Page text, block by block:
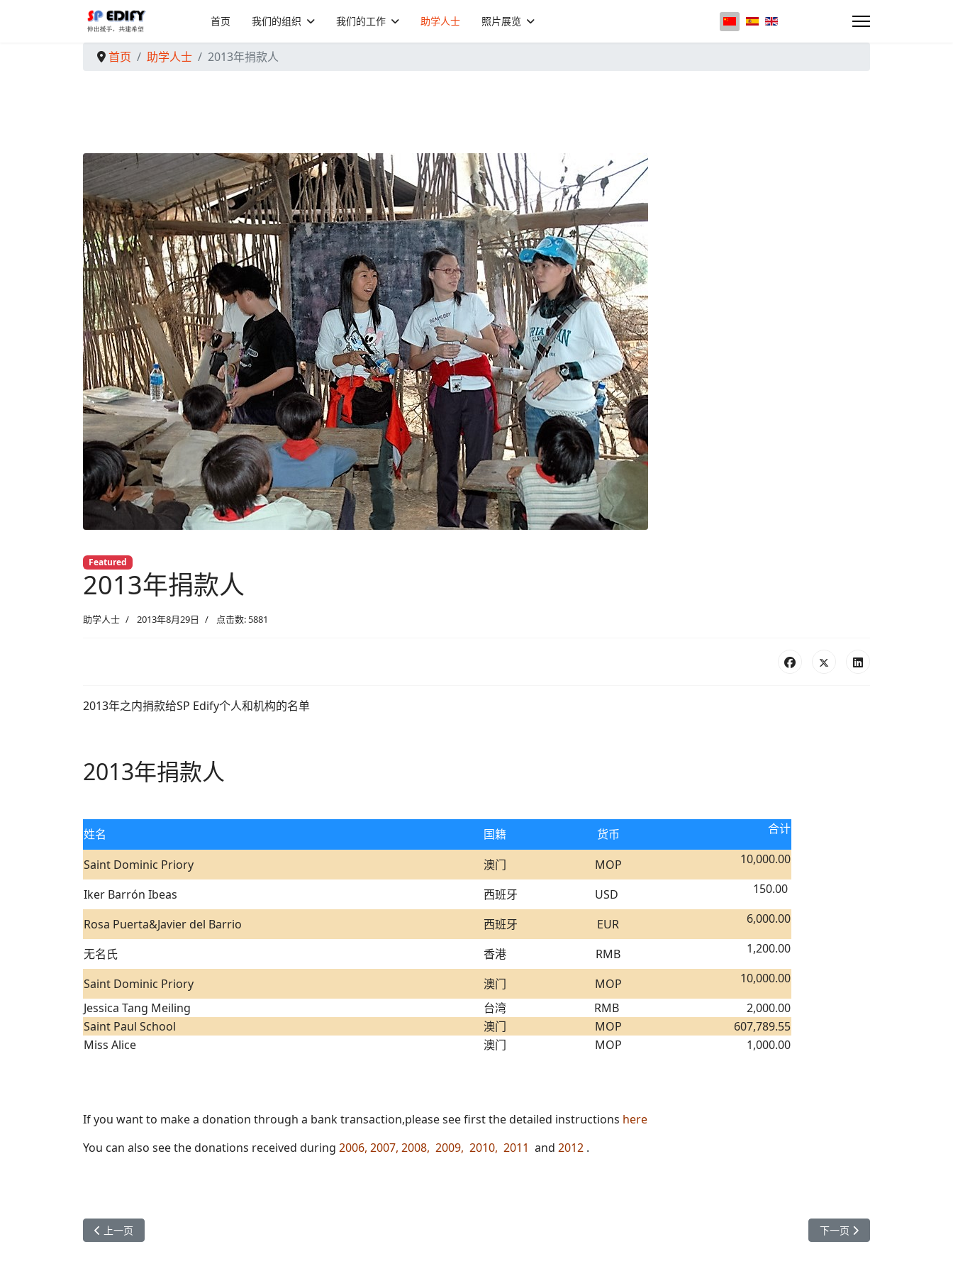
首页 我们的组织 我们的工作 助学人士 照片展览 选择你的语音
首页 助学人士 2013年捐款人
Featured
2013年捐款人
助学人士 2013年8月29日 点击数: 5881
2013年之内捐款给SP Edify个人和机构的名单
2013年捐款人
姓名 国籍 货币 合计
Saint Dominic Priory 澳门 MOP 10,000.00
Iker Barrón Ibeas 西班牙 USD 150.00
Rosa Puerta&Javier del Barrio 西班牙 EUR 6,000.00
无名氏 香港 RMB 1,200.00
Saint Dominic Priory 澳门 MOP
10,000.00
Jessica Tang Meiling
台湾 RMB
2,000.00
Saint Paul School
澳门 MOP
607,789.55
Miss Alice
澳门 MOP 1,000.00
If you want to make a donation through a bank transaction,please see first the detailed instructions here
You can also see the donations received during 2006, 2007, 2008, 2009, 2010, 2011 and 2012 .
上一篇文章: 2014年捐款人
上一页 下一篇文章： 2012年捐款人
下一页